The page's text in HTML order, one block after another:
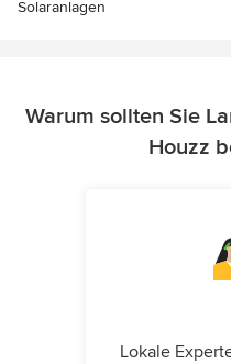
Solaranlagen
Warum sollten Sie
Houzz
Lokale